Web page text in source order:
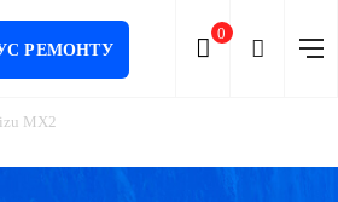
MX2
РЕМОНТУ
0